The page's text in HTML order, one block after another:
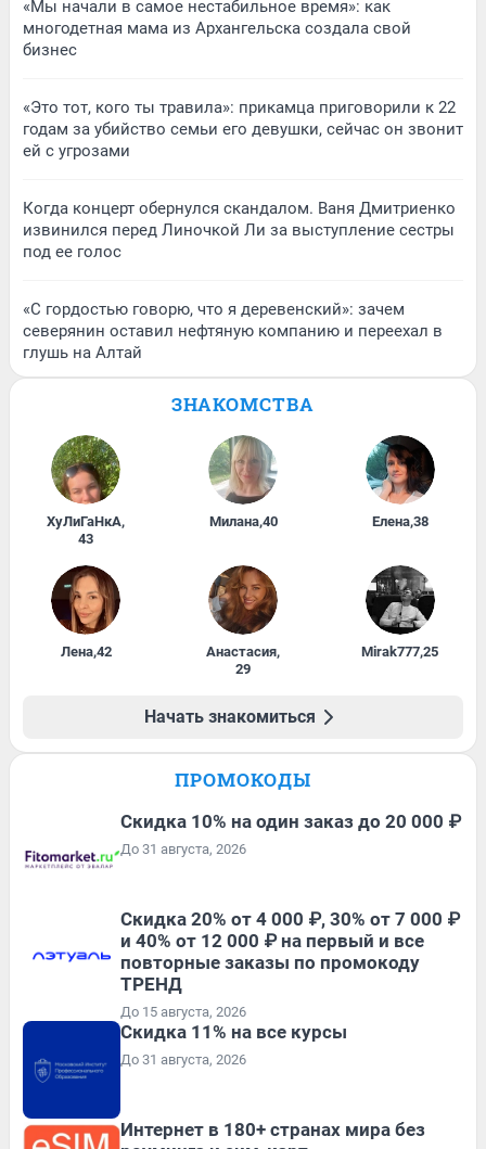
«Мы начали в самое нестабильное время»: как
многодетная мама из Архангельска создала свой
бизнес
«Это тот, кого ты травила»: прикамца приговорили к 22
годам за убийство семьи его девушки, сейчас он звонит
ей с угрозами
Когда концерт обернулся скандалом. Ваня Дмитриенко
извинился перед Линочкой Ли за выступление сестры
под ее голос
«С гордостью говорю, что я деревенский»: зачем
северянин оставил нефтяную компанию и переехал в
глушь на Алтай
ЗНАКОМСТВА
ХуЛиГаНкА,
43
Милана,40 Елена,38
Лена,42 Анастасия,
29
Mirak777,25
Начать знакомиться
ПРОМОКОДЫ
Скидка 10% на один заказ до 20 000 ₽
До 31 августа, 2026
Скидка 20% от 4 000 ₽, 30% от 7 000 ₽
и 40% от 12 000 ₽ на первый и все
повторные заказы по промокоду
ТРЕНД
До 15 августа, 2026
Скидка 11% на все курсы
До 31 августа, 2026
Интернет в 180+ странах мира без